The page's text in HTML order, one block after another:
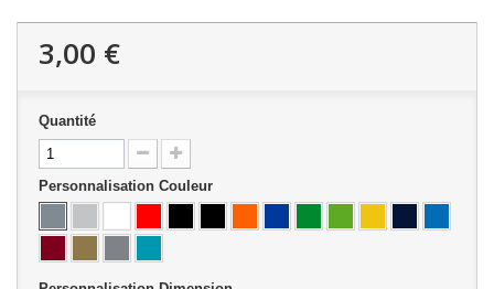
3,00 €
Quantité
Personnalisation Couleur